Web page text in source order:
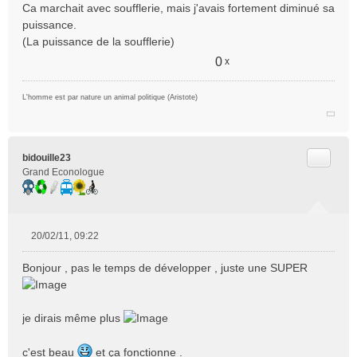
u
Ca marchait avec soufflerie, mais j'avais fortement diminué sa
puissance.
(La puissance de la soufflerie)
0 x
L'homme est par nature un animal politique (Aristote)
bidouille23
Grand Econologue
s
s
g
20/02/11, 09:22
Bonjour , pas le temps de développer , juste une SUPER
je dirais même plus
c'est beau et ça fonctionne .